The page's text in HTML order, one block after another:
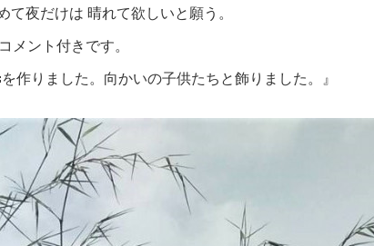
夜だけは 晴れて欲しいと願う。
メント付きです。
作りました。向かいの子供たちと飾りました。』